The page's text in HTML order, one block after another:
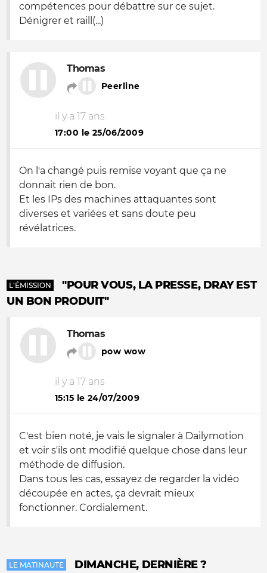
compétences pour débattre sur ce sujet.
Dénigrer et raill(...)
Thomas
Peerline
il y a 17 ans
17:00 le 25/06/2009
On l'a changé puis remise voyant que ça ne
donnait rien de bon.
Et les IPs des machines attaquantes sont
diverses et variées et sans doute peu
révélatrices.
L'ÉMISSION
"POUR VOUS, LA PRESSE, DRAY EST
UN BON PRODUIT"
Thomas
pow wow
il y a 17 ans
15:15 le 24/07/2009
C'est bien noté, je vais le signaler à Dailymotion
et voir s'ils ont modifié quelque chose dans leur
méthode de diffusion.
Dans tous les cas, essayez de regarder la vidéo
découpée en actes, ça devrait mieux
fonctionner. Cordialement.
LE MATINAUTE DIMANCHE, DERNIÈRE ?